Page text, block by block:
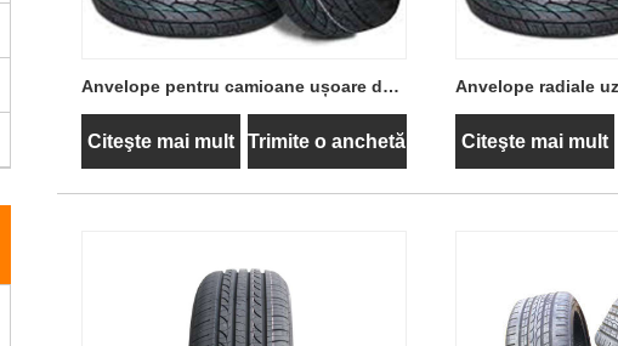
Anvelope pentru camioane ușoare de
iarnă second hand Design fără cameră
Citeşte mai mult Trimite o anchetă
Anvelope radiale
anotimpurile
Citeşte mai mult